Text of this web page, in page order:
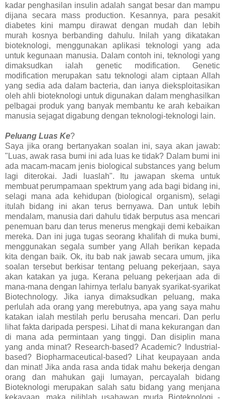
kadar penghasilan insulin adalah sangat besar dan mampu
dijana secara mass production. Kesannya, para pesakit
diabetes kini mampu dirawat dengan mudah dan lebih
murah kosnya berbanding dahulu. Inilah yang dikatakan
bioteknologi, menggunakan aplikasi teknologi yang ada
untuk kegunaan manusia. Dalam contoh ini, teknologi yang
dimaksudkan ialah genetic modification. Genetic
modification merupakan satu teknologi alam ciptaan Allah
yang sedia ada dalam bacteria, dan ianya dieksploitasikan
oleh ahli bioteknologi untuk digunakan dalam menghasilkan
pelbagai produk yang banyak membantu ke arah kebaikan
manusia sejagat digabung dengan teknologi-teknologi lain.
Peluang Luas Ke?
Saya jika orang bertanyakan soalan ini, saya akan jawab:
"Luas, awak rasa bumi ini ada luas ke tidak? Dalam bumi ini
ada macam-macam jenis biological substances yang belum
lagi diterokai. Jadi luaslah". Itu jawapan skema untuk
membuat perumpamaan spektrum yang ada bagi bidang ini,
selagi mana ada kehidupan (biological organism), selagi
itulah bidang ini akan terus bernyawa. Dan untuk lebih
mendalam, manusia dari dahulu tidak berputus asa mencari
penemuan baru dan terus menerus mengkaji demi kebaikan
mereka. Dan ini juga tugas seorang khalifah di muka bumi,
menggunakan segala sumber yang Allah berikan kepada
kita dengan baik. Ok, itu bab nak jawab secara umum, jika
soalan tersebut berkisar tentang peluang pekerjaan, saya
akan katakan ya juga. Kerana peluang pekerjaan ada di
mana-mana dengan lahirnya terlalu banyak syarikat-syarikat
Biotechnology. Jika ianya dimaksudkan peluang, maka
perlulah ada orang yang merebutnya, apa yang saya mahu
katakan ialah mestilah perlu berusaha mencari. Dan perlu
lihat fakta daripada perspesi. Lihat di mana kekurangan dan
di mana ada permintaan yang tinggi. Dan disiplin mana
yang anda minat? Research-based? Academic? Industrial-
based? Biopharmaceutical-based? Lihat keupayaan anda
dan minat! Jika anda rasa anda tidak mahu bekerja dengan
orang dan mahukan gaji lumayan, percayalah bidang
Bioteknologi merupakan salah satu bidang yang menjana
kekayaan, maka pilihlah usahawan muda Bioteknologi -